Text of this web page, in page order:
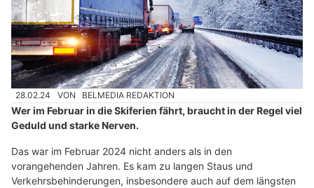
28.02.24 VON BELMEDIA REDAKTION
Wer im Februar in die Skiferien fährt, braucht in der Regel viel
Geduld und starke Nerven.
Das war im Februar 2024 nicht anders als in den
vorangehenden Jahren. Es kam zu langen Staus und
Verkehrsbehinderungen, insbesondere auch auf dem längsten